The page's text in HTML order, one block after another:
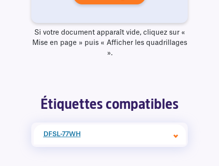
Si votre document apparaît vide, cliquez sur «
Mise en page » puis « Afficher les quadrillages
».
Étiquettes compatibles
DFSL-77WH